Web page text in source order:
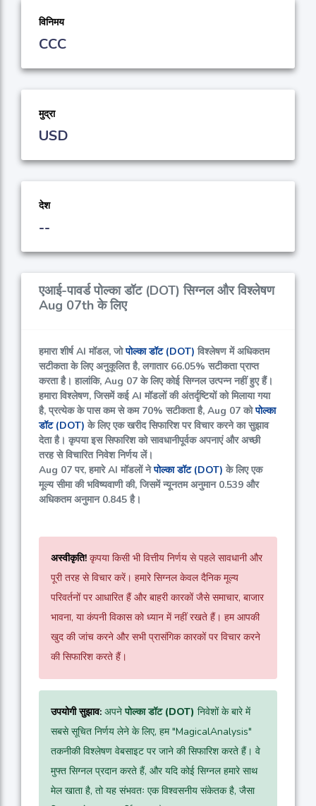
विनिमय
CCC
मुद्रा
USD
देश
--
एआई-पावर्ड पोल्का डॉट (DOT) सिग्नल और विश्लेषण
Aug 07th के लिए
हमारा शीर्ष AI मॉडल, जोपोल्का डॉट (DOT) विश्लेषण में अधिकतम
सटीकता के लिए अनुकूलित है, लगातार 66.05% सटीकता प्राप्त
करता है। हालांकि, Aug 07 के लिए कोई सिग्नल उत्पन्न नहीं हुए हैं।
हमारा विश्लेषण, जिसमें कई AI मॉडलों की अंतर्दृष्टियों को मिलाया गया
है, प्रत्येक के पास कम से कम 70% सटीकता है, Aug 07 कोपोल्का
डॉट (DOT) के लिए एक खरीद सिफारिश पर विचार करने का सुझाव
देता है। कृपया इस सिफारिश को सावधानीपूर्वक अपनाएं और अच्छी
तरह से विचारित निवेश निर्णय लें।
Aug 07 पर, हमारे AI मॉडलों नेपोल्का डॉट (DOT) के लिए एक
मूल्य सीमा की भविष्यवाणी की, जिसमें न्यूनतम अनुमान 0.539 और
अधिकतम अनुमान 0.845 है।
अस्वीकृति! कृपया किसी भी वित्तीय निर्णय से पहले सावधानी और
पूरी तरह से विचार करें। हमारे सिग्नल केवल दैनिक मूल्य
परिवर्तनों पर आधारित हैं और बाहरी कारकों जैसे समाचार, बाजार
भावना, या कंपनी विकास को ध्यान में नहीं रखते हैं। हम आपकी
खुद की जांच करने और सभी प्रासंगिक कारकों पर विचार करने
की सिफारिश करते हैं।
उपयोगी सुझाव: अपनेपोल्का डॉट (DOT) निवेशों के बारे में
सबसे सूचित निर्णय लेने के लिए, हम "MagicalAnalysis"
तकनीकी विश्लेषण वेबसाइट पर जाने की सिफारिश करते हैं। वे
मुफ्त सिग्नल प्रदान करते हैं, और यदि कोई सिग्नल हमारे साथ
मेल खाता है, तो यह संभवतः एक विश्वसनीय संकेतक है, जैसा